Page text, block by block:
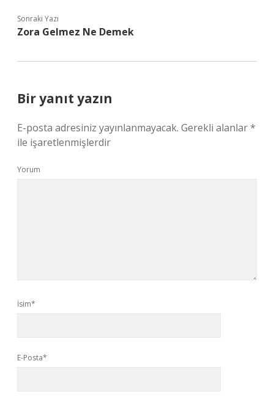
Sonraki Yazı
Zora Gelmez Ne Demek
Bir yanıt yazın
E-posta adresiniz yayınlanmayacak. Gerekli alanlar*
ile işaretlenmişlerdir
Yorum
İsim*
E-Posta*